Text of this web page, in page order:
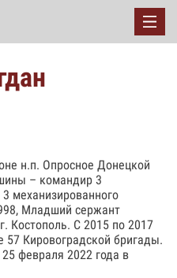
н.п. Опросное Донецкой
– командир 3
механизированного
Младший сержант
Костополь. С 2015 по 2017
57 Кировоградской бригады.
февраля 2022 года в